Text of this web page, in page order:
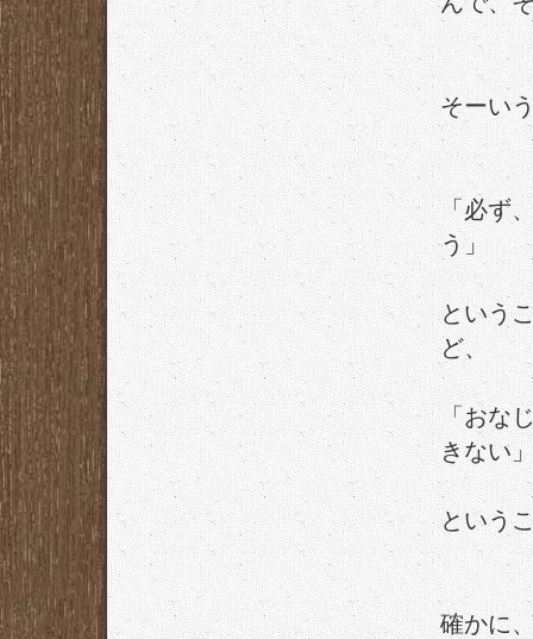
そーい
「必ず
う」
という
ど、
「おな
きない
という
確かに